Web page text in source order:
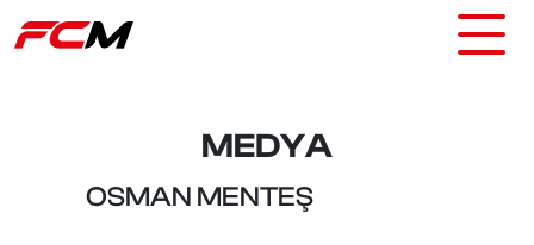
MEDYA
OSMAN MENTEŞ